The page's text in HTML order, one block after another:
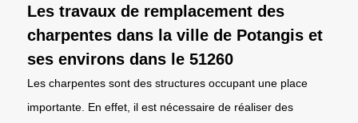
Les travaux de remplacement des
charpentes dans la ville de Potangis et
ses environs dans le 51260
Les charpentes sont des structures occupant une place
importante. En effet, il est nécessaire de réaliser des